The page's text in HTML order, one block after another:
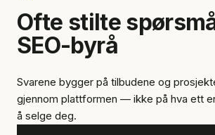
Ofte stilte
SEO-byrå
Svarene bygger på tilbudene og
gjennom plattformen — ikke på hva ett
å selge deg.